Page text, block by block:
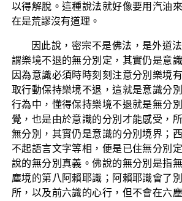
以得解脫。這種說法就好像要用汽油
在是荒謬沒有道理。
因此說，密宗不是佛法，是外道
謂樂境不退的無分別定，其實仍是意
因為意識必須時時刻刻注意分別樂境
取行動保持樂境不退，這就是意識分
行為中，懂得保持樂境不退就是無分
覺，也是由於意識的分別才能感受，
無分別，其實仍是意識的分別境界；
不起語言文字等相，便是已住無分別
說的無分別真義。佛說的無分別是指
塵境的第八阿賴耶識；阿賴耶識會了
所，以及前六識的心行，但不會在六